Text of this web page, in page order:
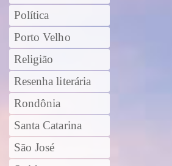
Política
Porto Velho
Religião
Resenha literária
Rondônia
Santa Catarina
São José